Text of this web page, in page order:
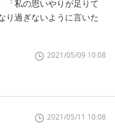
「私の思いやりが足りて
り過ぎないように言いた
2021/05/09 10:08
2021/05/11 10:08